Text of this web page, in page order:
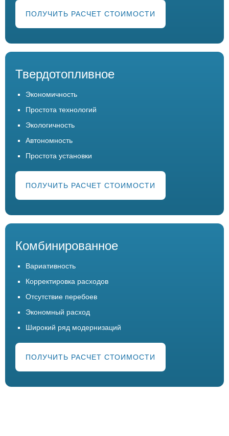
ПОЛУЧИТЬ РАСЧЕТ СТОИМОСТИ
Твердотопливное
Экономичность
Простота технологий
Экологичность
Автономность
Простота установки
ПОЛУЧИТЬ РАСЧЕТ СТОИМОСТИ
Комбинированное
Вариативность
Корректировка расходов
Отсутствие перебоев
Экономный расход
Широкий ряд модернизаций
ПОЛУЧИТЬ РАСЧЕТ СТОИМОСТИ